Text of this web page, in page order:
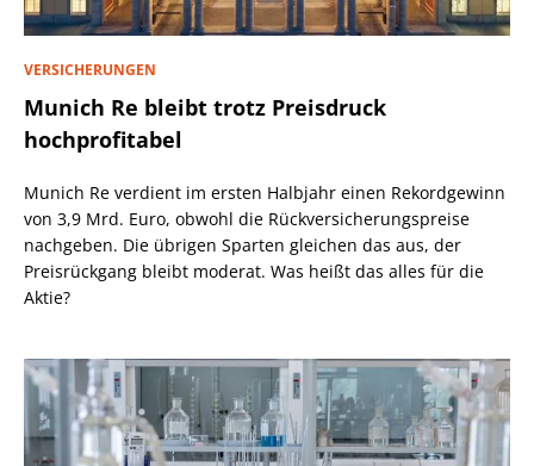
VERSICHERUNGEN
Munich Re bleibt trotz Preisdruck
hochprofitabel
Munich Re verdient im ersten Halbjahr einen Rekordgewinn
von 3,9 Mrd. Euro, obwohl die Rückversicherungspreise
nachgeben. Die übrigen Sparten gleichen das aus, der
Preisrückgang bleibt moderat. Was heißt das alles für die
Aktie?